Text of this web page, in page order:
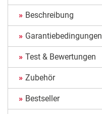
Beschreibung
Garantiebedingungen
Test & Bewertungen
Zubehör
Bestseller